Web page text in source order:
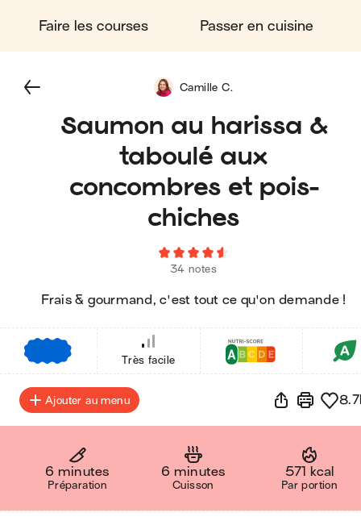
Faire les courses Passer en cuisine
Saumon au harissa &
taboulé aux
concombres et pois-
chiches
34 notes
Frais & gourmand, c'est tout ce qu'on demande !
Camille C.
Très facile
Ajouter au menu
6 minutes
Préparation
6 minutes
Cuisson
571 kcal
Par portion